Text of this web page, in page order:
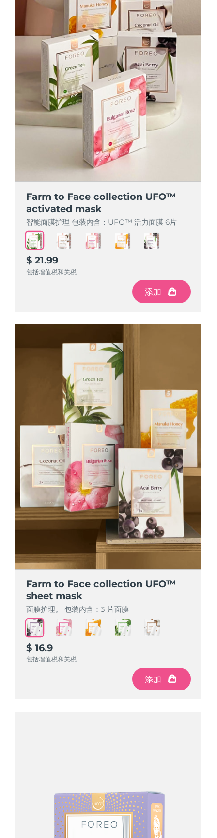
Farm to Face collection UFO™
activated mask
智能面膜护理 包装内含：UFO™ 活力面膜 6片
$ 21.99
包括增值税和关税
添加
Farm to Face collection UFO™
activated mask
智能面膜护理 包装内含：UFO™ 活力面膜 6片
$ 21.99
包括增值税和关税
添加
Farm to Face collection UFO™
activated mask
智能面膜护理 包装内含：UFO™ 活力面膜 6片
$ 21.99
包括增值税和关税
添加
Farm to Face collection UFO™
activated mask
智能面膜护理 包装内含：UFO™ 活力面膜 6片
$ 21.99
包括增值税和关税
添加
Farm to Face collection UFO™
activated mask
智能面膜护理 包装内含：UFO™ 活力面膜 6片
$ 21.99
包括增值税和关税
添加
Farm to Face collection UFO™
sheet mask
面膜护理。 包装内含：3 片面膜
$ 16.9
包括增值税和关税
添加
Farm to Face collection UFO™
sheet mask
面膜护理。 包装内含：3 片面膜
$ 16.9
包括增值税和关税
添加
Farm to Face collection UFO™
sheet mask
面膜护理。 包装内含：3 片面膜
$ 16.9
包括增值税和关税
添加
Farm to Face collection UFO™
sheet mask
面膜护理。 包装内含：3 片面膜
$ 16.9
包括增值税和关税
添加
Farm to Face collection UFO™
sheet mask
面膜护理。 包装内含：3 片面膜
$ 16.9
包括增值税和关税
添加